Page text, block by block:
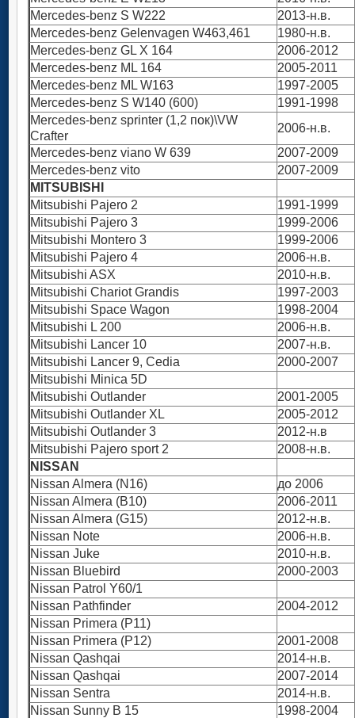
Mercedes-benz S W222
2013-н.в.
Mercedes-benz Gelenvagen W463,461
1980-н.в.
Mercedes-benz GL X 164
2006-2012
Mercedes-benz ML 164
2005-2011
Mercedes-benz ML W163
1997-2005
Mercedes-benz S W140 (600)
1991-1998
Mercedes-benz sprinter (1,2 пок)\VW
Crafter
2006-н.в.
Mercedes-benz viano W 639
2007-2009
Mercedes-benz vito
2007-2009
MITSUBISHI
Mitsubishi Pajero 2
1991-1999
Mitsubishi Pajero 3
1999-2006
Mitsubishi Montero 3
1999-2006
Mitsubishi Pajero 4
2006-н.в.
Mitsubishi ASX
2010-н.в.
Mitsubishi Chariot Grandis
1997-2003
Mitsubishi Space Wagon
1998-2004
Mitsubishi L 200
2006-н.в.
Mitsubishi Lancer 10
2007-н.в.
Mitsubishi Lancer 9, Cedia
2000-2007
Mitsubishi Minica 5D
Mitsubishi Outlander
2001-2005
Mitsubishi Outlander XL
2005-2012
Mitsubishi Outlander 3
2012-н.в
Mitsubishi Pajero sport 2
2008-н.в.
NISSAN
Nissan Almera (N16)
до 2006
Nissan Almera (B10)
2006-2011
Nissan Almera (G15)
2012-н.в.
Nissan Note
2006-н.в.
Nissan Juke
2010-н.в.
Nissan Bluebird
2000-2003
Nissan Patrol Y60/1
Nissan Pathfinder
2004-2012
Nissan Primera (P11)
Nissan Primera (P12)
2001-2008
Nissan Qashqai
2014-н.в.
Nissan Qashqai
2007-2014
Nissan Sentra
2014-н.в.
Nissan Sunny B 15
1998-2004